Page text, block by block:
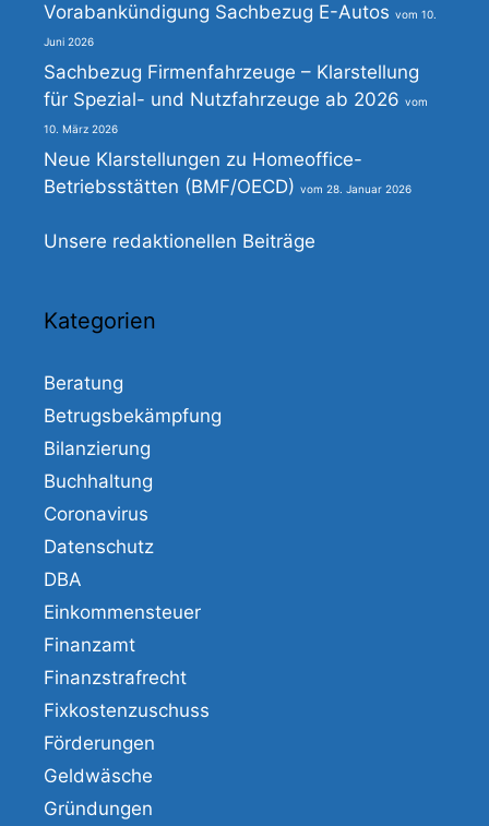
Vorabankündigung Sachbezug E-Autos 10.
Juni 2026
Sachbezug Firmenfahrzeuge – Klarstellung
für Spezial- und Nutzfahrzeuge ab 2026
10. März 2026
Neue Klarstellungen zu Homeoffice-
Betriebsstätten (BMF/OECD)
28. Januar 2026
Unsere redaktionellen Beiträge
Kategorien
Beratung
Betrugsbekämpfung
Bilanzierung
Buchhaltung
Coronavirus
Datenschutz
DBA
Einkommensteuer
Finanzamt
Finanzstrafrecht
Fixkostenzuschuss
Förderungen
Geldwäsche
Gründungen